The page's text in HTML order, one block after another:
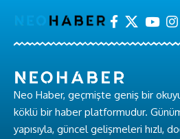
Neo Haber, geçmişte geniş bir
köklü bir haber platformudur.
yapısıyla, güncel gelişmeleri hızlı,